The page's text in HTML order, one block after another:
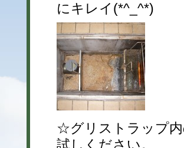
にキレイ(*^_^*)
☆グリストラップ
試しください。